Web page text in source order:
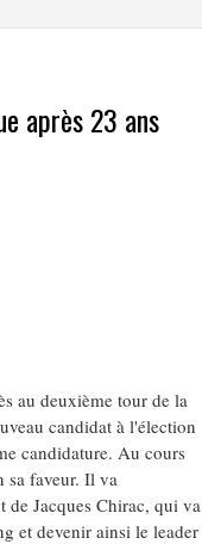
après 23 ans
au deuxième tour de la
candidat à l'élection
candidature. Au cours
sa faveur. Il va
Jacques Chirac, qui va
et devenir ainsi le leader